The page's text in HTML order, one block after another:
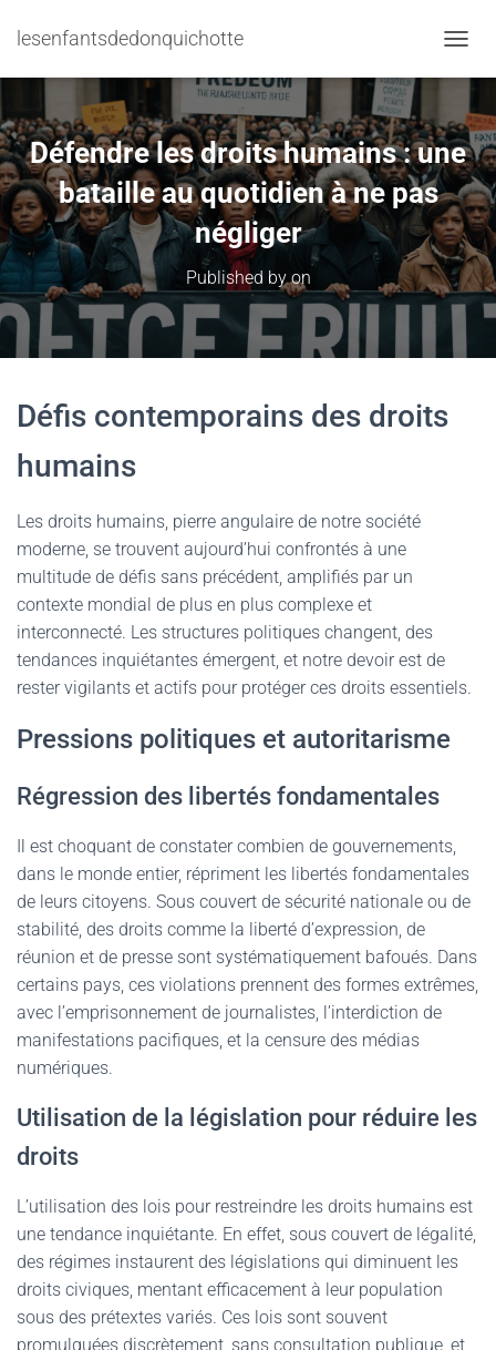
lesenfantsdedonquichotte
Défendre les droits humains : une
bataille au quotidien à ne pas
négliger
Published byon
Défis contemporains des droits
humains
Les droits humains, pierre angulaire de notre société
moderne, se trouvent aujourd’hui confrontés à une
multitude de défis sans précédent, amplifiés par un
contexte mondial de plus en plus complexe et
interconnecté. Les structures politiques changent, des
tendances inquiétantes émergent, et notre devoir est de
rester vigilants et actifs pour protéger ces droits essentiels.
Pressions politiques et autoritarisme
Régression des libertés fondamentales
Il est choquant de constater combien de gouvernements,
dans le monde entier, répriment les libertés fondamentales
de leurs citoyens. Sous couvert de sécurité nationale ou de
stabilité, des droits comme la liberté d’expression, de
réunion et de presse sont systématiquement bafoués. Dans
certains pays, ces violations prennent des formes extrêmes,
avec l’emprisonnement de journalistes, l’interdiction de
manifestations pacifiques, et la censure des médias
numériques.
Utilisation de la législation pour réduire les
droits
L’utilisation des lois pour restreindre les droits humains est
une tendance inquiétante. En effet, sous couvert de légalité,
des régimes instaurent des législations qui diminuent les
droits civiques, mentant efficacement à leur population
sous des prétextes variés. Ces lois sont souvent
promulguées discrètement, sans consultation publique, et